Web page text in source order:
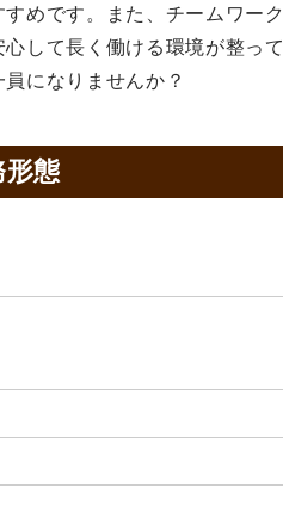
めです。また、チームワーク
して長く働ける環境が整って
になりませんか？
形態